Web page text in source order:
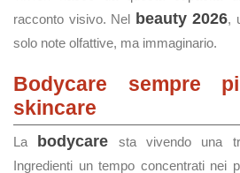
racconto visivo. Nel beauty 2026,
solo note olfattive, ma immaginario.
Bodycare sempre
skincare
La bodycare sta vivendo una
Ingredienti un tempo concentrati nei